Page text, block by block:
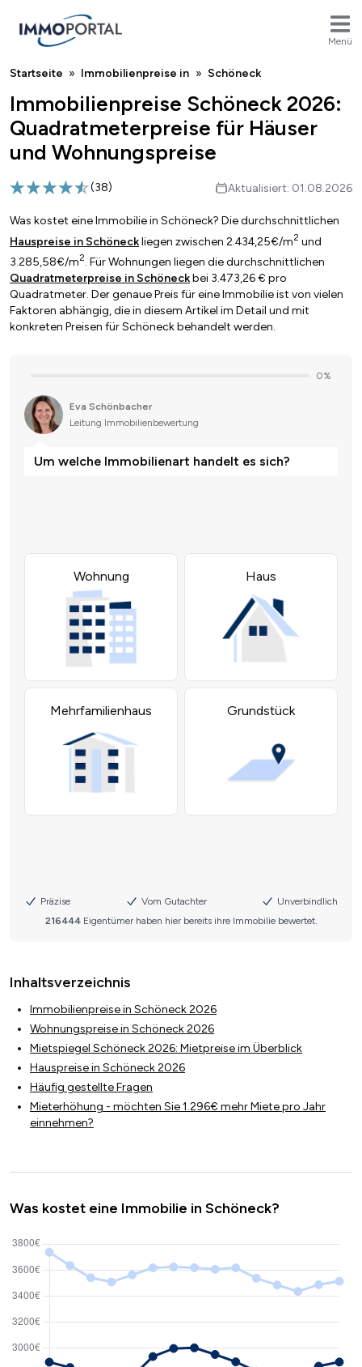
Menü
Breadcrumb
Startseite Immobilienpreise in Schöneck
Immobilienpreise Schöneck 2026:
Quadratmeterpreise für Häuser
und Wohnungspreise
(38) Aktualisiert: 01.08.2026
Was kostet eine Immobilie in Schöneck? Die durchschnittlichen
Hauspreise in Schöneckliegen zwischen 2.434,25€/m2 und
3.285,58€/m2. Für Wohnungen liegen die durchschnittlichen
Quadratmeterpreise in Schöneckbei 3.473,26 € pro
Quadratmeter. Der genaue Preis für eine Immobilie ist von vielen
Faktoren abhängig, die in diesem Artikel im Detail und mit
konkreten Preisen für Schöneck behandelt werden.
Inhaltsverzeichnis
Immobilienpreise in Schöneck 2026
Wohnungspreise in Schöneck 2026
Mietspiegel Schöneck 2026: Mietpreise im Überblick
Hauspreise in Schöneck 2026
Häufig gestellte Fragen
Mieterhöhung - möchten Sie 1.296€ mehr Miete pro Jahr
einnehmen?
Was kostet eine Immobilie in Schöneck?